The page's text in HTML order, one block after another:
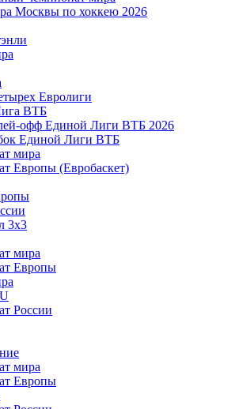
Москвы по хоккею 2026
Евролиги
ВТБ
офф Единой Лиги ВТБ 2026
Единой Лиги ВТБ
мира
Европы (Евробаскет)
3х3
мира
Европы
России
мира
Европы